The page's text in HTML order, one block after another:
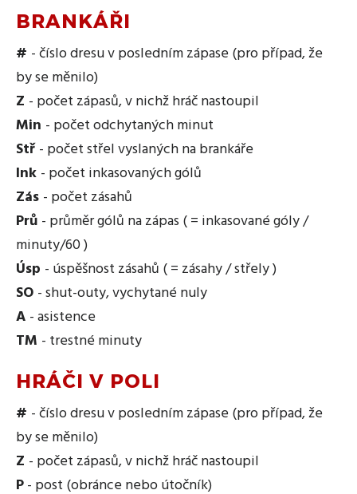
BRANKÁŘI
# - číslo dresu v posledním zápase (pro případ, že
by se měnilo)
Z - počet zápasů, v nichž hráč nastoupil
Min - počet odchytaných minut
Stř- počet střel vyslaných na brankáře
Ink - počet inkasovaných gólů
Zás - počet zásahů
Prů - průměr gólů na zápas ( = inkasované góly /
minuty/60 )
Úsp - úspěšnost zásahů ( = zásahy / střely )
SO - shut-outy, vychytané nuly
A - asistence
TM - trestné minuty
HRÁČI V POLI
# - číslo dresu v posledním zápase (pro případ, že
by se měnilo)
Z - počet zápasů, v nichž hráč nastoupil
P- post (obránce nebo útočník)